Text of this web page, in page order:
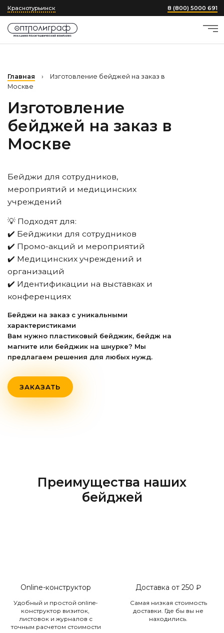
Краснотурьинск 8 (800) 5000 691
Главная ›
Изготовление бейджей на заказ в
Москве
Изготовление
бейджей на заказ в
Москве
Бейджи для сотрудников,
мероприятий и медицинских
учреждений
💡 Подходят для:
✔️ Бейджики для сотрудников
✔️ Промо-акций и мероприятий
✔️ Медицинских учреждений и
организаций
✔️ Идентификации на выставках и
конференциях
Бейджи на заказ с уникальными
характеристиками
Вам нужно пластиковый бейджик, бейдж на
магните или бейджик на шнурке? Мы
предлагаем решения для любых нужд.
ЗАКАЗАТЬ
Преимущества наших
бейджей
Online-конструктор
Удобный и простой online-
конструктор визиток,
листовок и журналов с
точным расчетом стоимости
Доставка от 250 ₽
Самая низкая стоимость
доставки. Где бы вы не
находились.